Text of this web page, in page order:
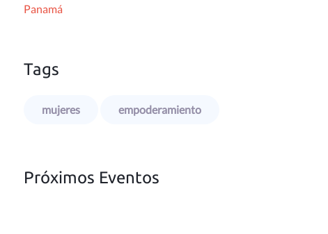
Panamá
Tags
mujeres empoderamiento
Próximos Eventos